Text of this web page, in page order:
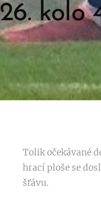
26. kolo
Tolik očekávané
hrací ploše se
šťávu.